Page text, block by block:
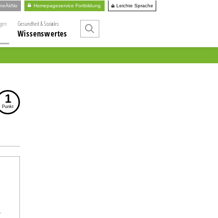
Homepageservice Fortbildung Leichte Sprache
Gesundheit & Soziales
Wissenswertes
1
Punkt